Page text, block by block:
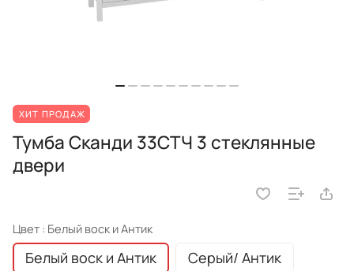
ХИТ ПРОДАЖ
Тумба Сканди 33СТЧ 3 стеклянные
двери
Цвет : Белый воск и Антик
Белый воск и Антик Серый/ Антик